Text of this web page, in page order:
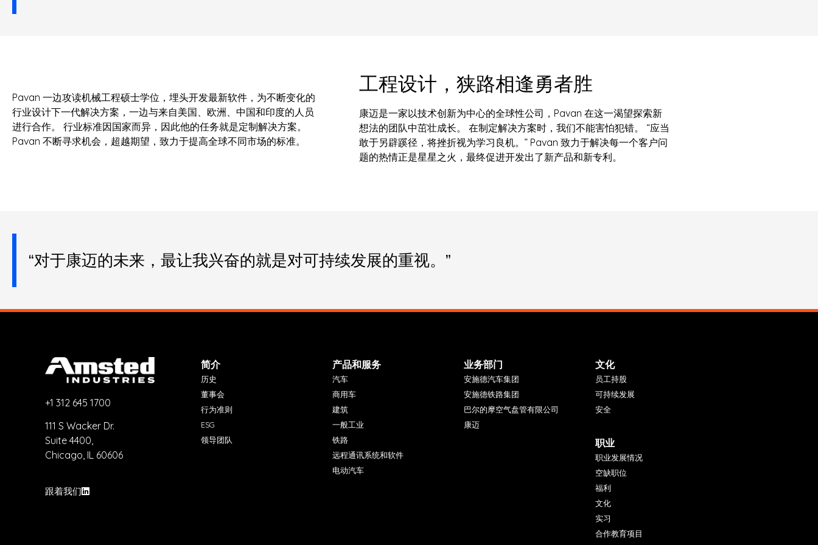
Pavan 一边攻读机械工程硕士学位，埋头开发最新软件，为不断变化的
行业设计下一代解决方案，一边与来自美国、欧洲、中国和印度的人员
进行合作。 行业标准因国家而异，因此他的任务就是定制解决方案。
Pavan 不断寻求机会，超越期望，致力于提高全球不同市场的标准。
工程设计，狭路相逢勇者胜
康迈是一家以技术创新为中心的全球性公司，Pavan 在这一渴望探索新
想法的团队中茁壮成长。 在制定解决方案时，我们不能害怕犯错。 “应当
敢于另辟蹊径，将挫折视为学习良机。” Pavan 致力于解决每一个客户问
题的热情正是星星之火，最终促进开发出了新产品和新专利。
“对于康迈的未来，最让我兴奋的就是对可持续发展的重视。”
+1 312 645 1700
111 S Wacker Dr.
Suite 4400,
Chicago, IL 60606
跟着我们
简介
历史
董事会
行为准则
ESG
领导团队
产品和服务
汽车
商用车
建筑
一般工业
铁路
远程通讯系统和软件
电动汽车
业务部门
安施德汽车集团
安施德铁路集团
巴尔的摩空气盘管有限公司
康迈
文化
员工持股
可持续发展
安全
职业
职业发展情况
空缺职位
福利
文化
实习
合作教育项目